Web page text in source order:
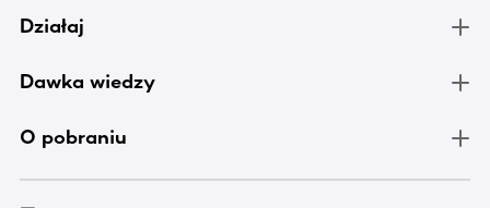
Działaj
Dawka wiedzy
O pobraniu